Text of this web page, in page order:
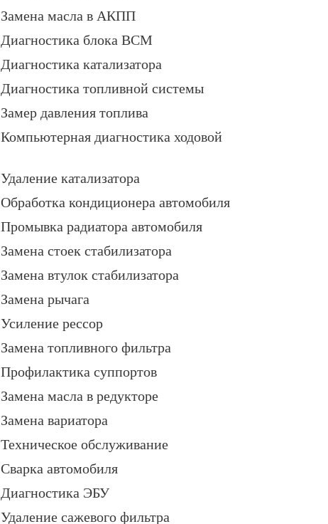
Замена масла в АКПП
Диагностика блока BCM
Диагностика катализатора
Диагностика топливной системы
Замер давления топлива
Компьютерная диагностика ходовой
Удаление катализатора
Обработка кондиционера автомобиля
Промывка радиатора автомобиля
Замена стоек стабилизатора
Замена втулок стабилизатора
Замена рычага
Усиление рессор
Замена топливного фильтра
Профилактика суппортов
Замена масла в редукторе
Замена вариатора
Техническое обслуживание
Сварка автомобиля
Диагностика ЭБУ
Удаление сажевого фильтра